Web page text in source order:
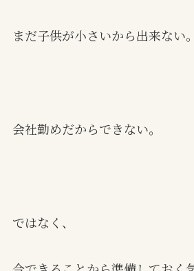
まだ子供が小さいから出来ない。
会社勤めだからできない。
ではなく、